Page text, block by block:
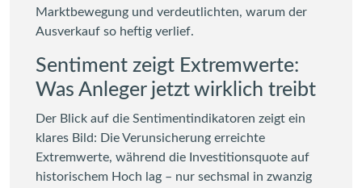
Marktbewegung und verdeutlichten, warum der
Ausverkauf so heftig verlief.
Sentiment zeigt Extremwerte:
Was Anleger jetzt wirklich treibt
Der Blick auf die Sentimentindikatoren zeigt ein
klares Bild: Die Verunsicherung erreichte
Extremwerte, während die Investitionsquote auf
historischem Hoch lag – nur sechsmal in zwanzig